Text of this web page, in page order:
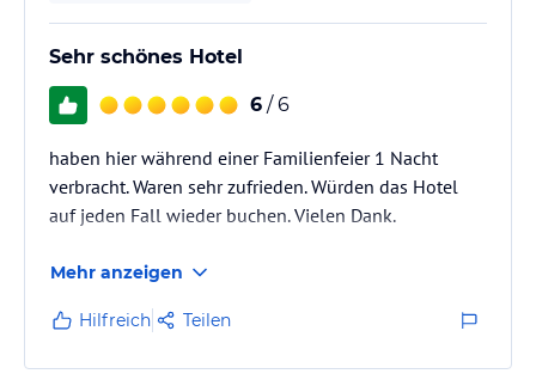
Sehr schönes Hotel
6 / 6
haben hier während einer Familienfeier 1 Nacht
verbracht. Waren sehr zufrieden. Würden das Hotel
auf jeden Fall wieder buchen. Vielen Dank.
Mehr anzeigen
Hilfreich Teilen